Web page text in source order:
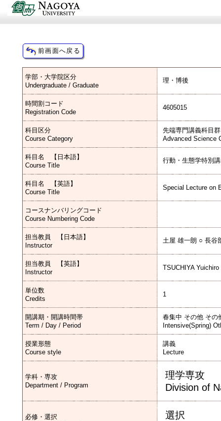
学部・大学院区分
Undergraduate / Graduate
理・博後
時間割コード
Registration Code
4605015
科目区分
Course Category
先端専門講義科目
Advanced Science
科目名 【日本語】
Course Title
行動・生態学特別
科目名 【英語】
Course Title
Special Lecture on
コースナンバリングコード
Course Numbering Code
担当教員 【日本語】
Instructor
土屋 雄一朗 ○ 長谷
担当教員 【英語】
Instructor
TSUCHIYA
単位数
Credits
1
開講期・開講時間帯
Term / Day / Period
春集中 その他 その
Intensive(Spring)
授業形態
Course style
講義
Lecture
学科・専攻
Department / Program
理学専攻
Division of
必修・選択
選択